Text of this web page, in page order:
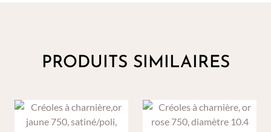
PRODUITS SIMILAIRES